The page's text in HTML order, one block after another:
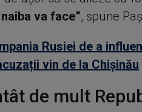
va face”, spune
Rusiei de a
vin de la Chișinău
de mult